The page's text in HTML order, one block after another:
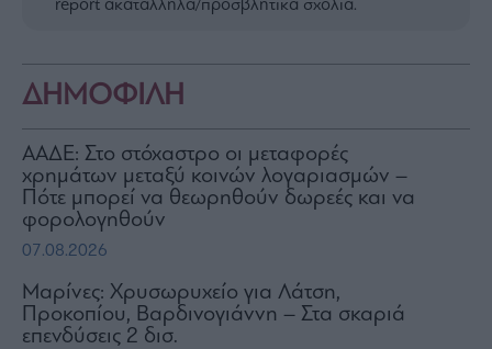
report ακατάλληλα/προσβλητικά σχόλια.
ΔΗΜΟΦΙΛΗ
ΑΑΔΕ: Στο στόχαστρο οι μεταφορές
χρημάτων μεταξύ κοινών λογαριασμών –
Πότε μπορεί να θεωρηθούν δωρεές και να
φορολογηθούν
07.08.2026
Μαρίνες: Χρυσωρυχείο για Λάτση,
Προκοπίου, Βαρδινογιάννη – Στα σκαριά
επενδύσεις 2 δισ.